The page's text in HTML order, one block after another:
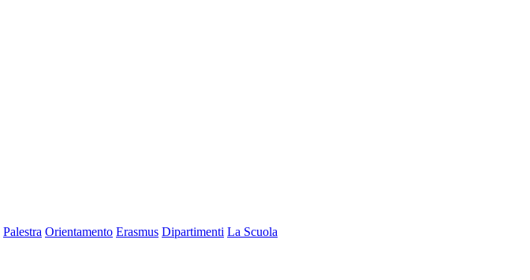
Palestra Orientamento Erasmus Dipartimenti La Scuola